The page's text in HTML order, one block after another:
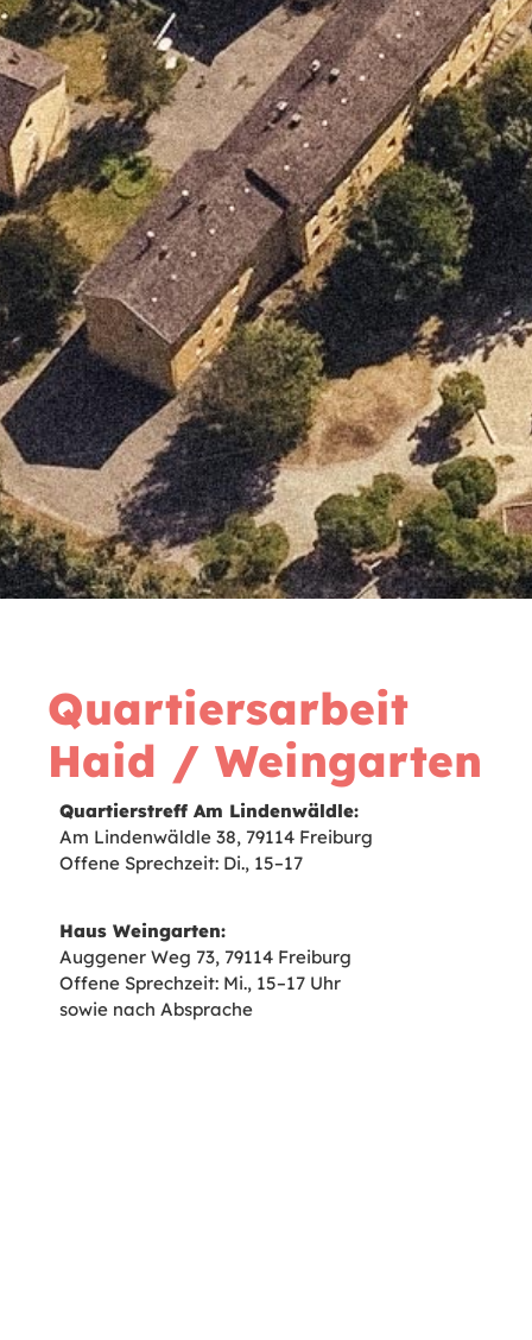
Quartiers­arbeit
Haid / Wein­garten
Quartierstreff Am Lindenwäldle:
Am Lindenwäldle 38, 79114 Freiburg
Offene Sprechzeit: Di., 15–17
Haus Weingarten:
Auggener Weg 73, 79114 Freiburg
Offene Sprechzeit: Mi., 15–17 Uhr
sowie nach Absprache